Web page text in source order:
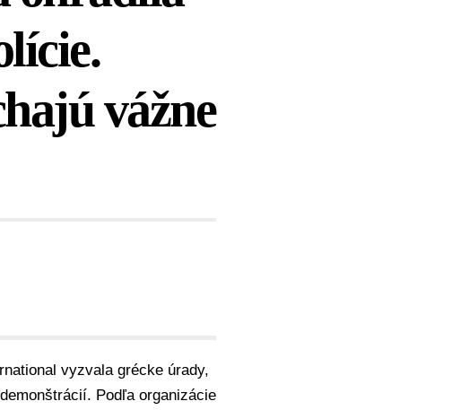
vážne
vyzvala grécke úrady,
Podľa organizácie